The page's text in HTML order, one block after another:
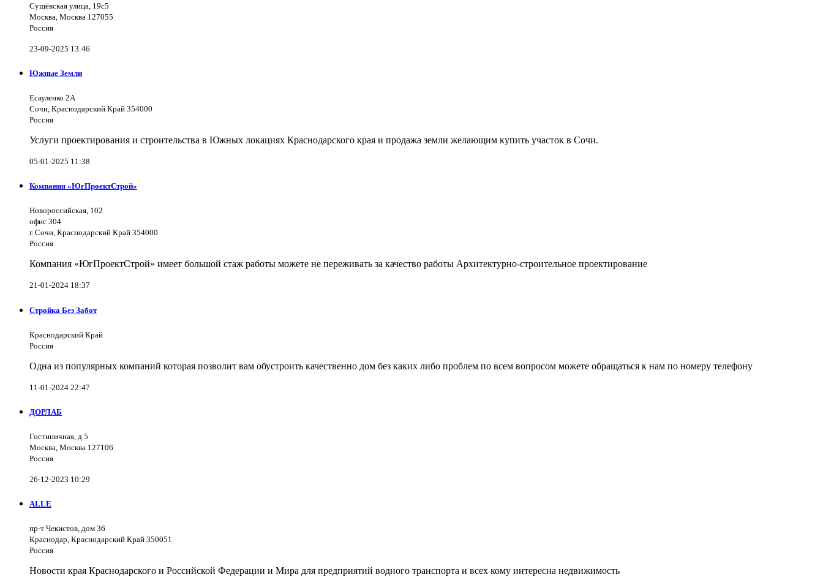
Сущёвская улица, 19с5
Москва, Москва 127055
Россия
23-09-2025 13:46
Южные Земли
Есауленко 2А
Сочи, Краснодарский Край 354000
Россия
Услуги проектирования и строительства в Южных локациях Краснодарского края и продажа земли желающим купить участок в Сочи.
05-01-2025 11:38
Компания «ЮгПроектСтрой»
Новороссийская, 102
офис 304
г. Сочи, Краснодарский Край 354000
Россия
Компания «ЮгПроектСтрой» имеет большой стаж работы можете не переживать за качество работы Архитектурно-строительное проектирование
21-01-2024 18:37
Стройка Без Забот
Краснодарский Край
Россия
Одна из популярных компаний которая позволит вам обустроить качественно дом без каких либо проблем по всем вопросом можете обращаться к нам по номеру телефону
11-01-2024 22:47
ДОРЛАБ
Гостиничная, д.5
Москва, Москва 127106
Россия
26-12-2023 10:29
ALLE
пр-т Чекистов, дом 36
Краснодар, Краснодарский Край 350051
Россия
Новости края Краснодарского и Российской Федерации и Мира для предприятий водного транспорта и всех кому интересна недвижимость